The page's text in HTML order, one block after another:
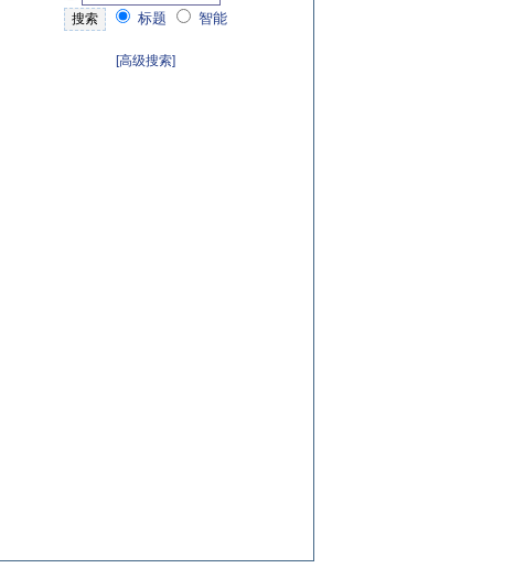
标题 智能
[高级搜索]